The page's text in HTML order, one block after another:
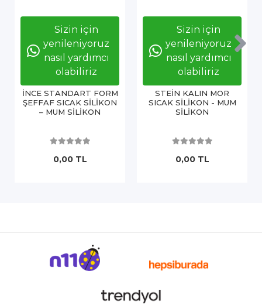
Sizin için
yenileniyoruz
nasıl yardımcı
olabiliriz
İNCE STANDART FORM
ŞEFFAF SICAK SİLİKON
– MUM SİLİKON
0,00 TL
Sizin için
yenileniyoruz
nasıl yardımcı
olabiliriz
STEİN KALIN MOR
SICAK SİLİKON - MUM
SİLİKON
0,00 TL